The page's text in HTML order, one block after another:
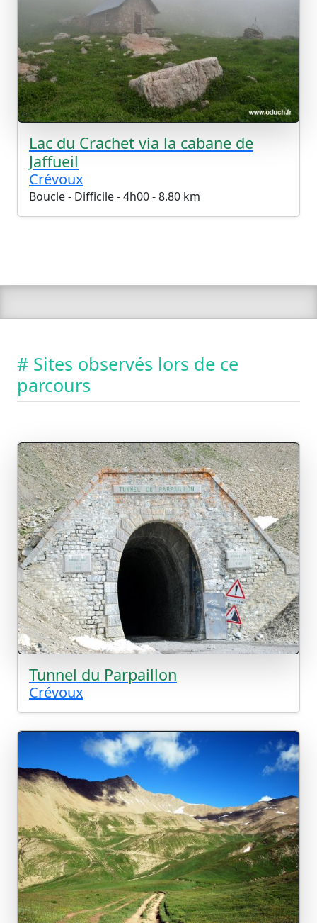
Lac du Crachet via la cabane de
Jaffueil
Crévoux
Boucle - Difficile - 4h00 - 8.80 km
# Sites observés lors de ce
parcours
Tunnel du Parpaillon
Crévoux